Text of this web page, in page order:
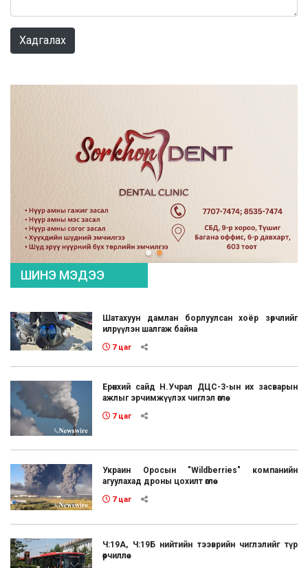
Хадгалах
ШИНЭ МЭДЭЭ
Шатахуун дамлан борлуулсан хоёр зөрчлийг
илрүүлэн шалгаж байна
7 цаг
Ерөнхий сайд Н.Учрал ДЦС-3-ын их засварын
ажлыг эрчимжүүлэх чиглэл өглөө
7 цаг
Украин Оросын "Wildberries" компанийн
агуулахад дроны цохилт өглөө
7 цаг
Ч:19А, Ч:19Б нийтийн тээврийн чиглэлийг түр
өөрчиллөө